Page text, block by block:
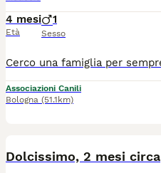
4 mesi
Età
1
Sesso
Associazioni Canili
Bologna (51.1km)
Dolcissimo, 2 mesi circa